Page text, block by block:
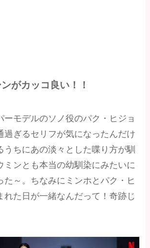
がカッコ良い！！
ーモデルのソノ役のパク・ヒジョ
過ぎるセリフが気になったんだけ
うちにあの淡々とした喋り方が馴
ミンとも本当の幼馴染にみたいに
た～。ちなみにミンホとパク・ヒ
れた日が一緒なんだって！奇跡じ